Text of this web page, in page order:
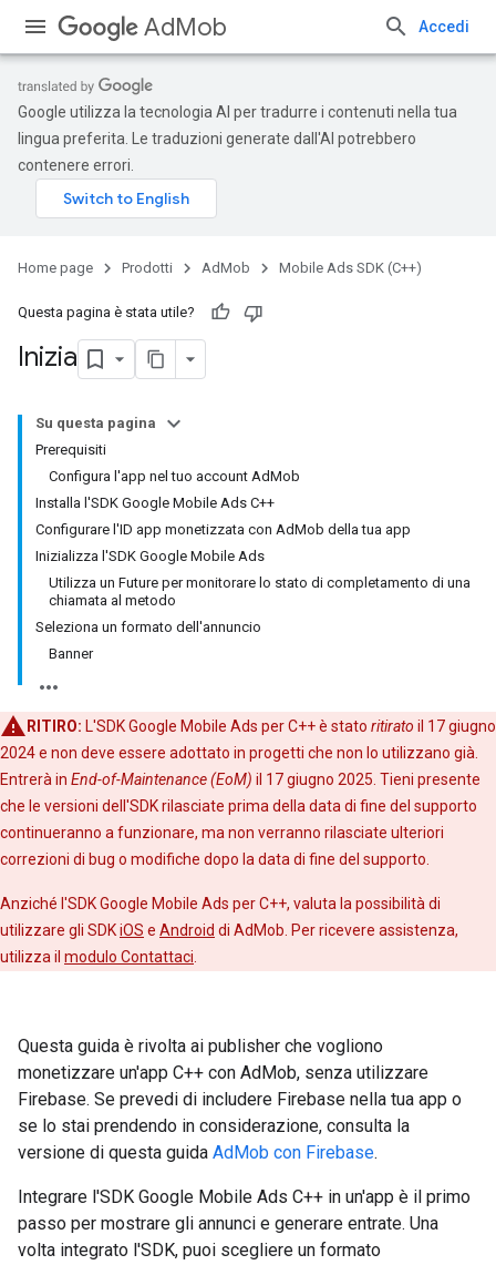
AdMob Accedi
Google utilizza la tecnologia AI per tradurre i contenuti nella tua
lingua preferita. Le traduzioni generate dall'AI potrebbero
contenere errori.
Home page Prodotti AdMob Mobile Ads SDK (C++)
Questa pagina è stata utile?
Inizia
Su questa pagina
Prerequisiti
Configura l'app nel tuo account AdMob
Installa l'SDK Google Mobile Ads C++
Configurare l'ID app monetizzata con AdMob della tua app
Inizializza l'SDK Google Mobile Ads
Utilizza un Future per monitorare lo stato di completamento di una
chiamata al metodo
Seleziona un formato dell'annuncio
Banner
RITIRO: L'SDK Google Mobile Ads per C++ è stato ritirato il 17 giugno
2024 e non deve essere adottato in progetti che non lo utilizzano già.
Entrerà in End-of-Maintenance (EoM) il 17 giugno 2025. Tieni presente
che le versioni dell'SDK rilasciate prima della data di fine del supporto
continueranno a funzionare, ma non verranno rilasciate ulteriori
correzioni di bug o modifiche dopo la data di fine del supporto.
Anziché l'SDK Google Mobile Ads per C++, valuta la possibilità di
utilizzare gli SDKiOS e Android di AdMob. Per ricevere assistenza,
utilizza il modulo Contattaci
Questa guida è rivolta ai publisher che vogliono
monetizzare un'app C++ con AdMob, senza utilizzare
Firebase. Se prevedi di includere Firebase nella tua app o
se lo stai prendendo in considerazione, consulta la
versione di questa guida AdMob con Firebase.
Integrare l'SDK Google Mobile Ads C++ in un'app è il primo
passo per mostrare gli annunci e generare entrate. Una
volta integrato l'SDK, puoi scegliere un formato